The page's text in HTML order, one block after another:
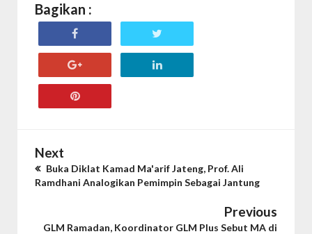
Bagikan :
Next
Buka Diklat Kamad Ma'arif Jateng, Prof. Ali
Ramdhani Analogikan Pemimpin Sebagai Jantung
Previous
GLM Ramadan, Koordinator GLM Plus Sebut MA di